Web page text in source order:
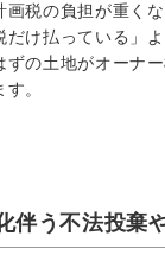
画税の負担が重く
だけ払っている」
の土地がオーナ
。
伴う不法投棄